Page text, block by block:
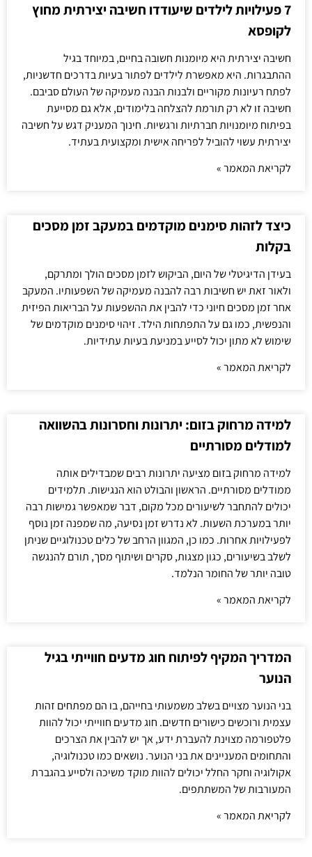
7 פעילויות לילדים שיעודדו חשיבה יצירתית מחוץ
לקופסא
חשיבה יצירתית היא מיומנות חשובה בחיים, במיוחד בגיל
ההתבגרות. היא מאפשרת לילדים לפתור בעיות בדרכים חדשניות,
לפתח רעיונות מקוריים ולבנות הבנה מעמיקה של העולם סביבם.
חשיבה זו לא רק תורמת להצלחה בלימודים, אלא גם מסייעת
בפיתוח מיומנויות חברתיות ורגשיות. חינוך המעניק דגש על חשיבה
יצירתית עשוי להוביל לפריחה אישית ומקצועית בעתיד.
לקריאת המאמר »
כיצד לזהות סימנים מוקדמים במעקב זמן מסכים
בקלות
בעידן הדיגיטלי של היום, הביקוש לזמן מסכים הולך ומתרקם,
ולאור זאת יש חשיבות רבה להבנה מעמיקה של השפעותיו. המעקב
אחר זמן מסכים חיוני כדי להבין את ההשפעות על הבריאות הפיזית
והנפשית, כמו גם על התפתחות הילד. זיהוי סימנים מוקדמים של
שימוש לא מתון יכול לסייע במניעת בעיות עתידיות.
לקריאת המאמר »
למידה מרחוק בזום: יתרונות וחסרונות בהשוואה
למודלים מסורתיים
למידה מרחוק בזום מציעה יתרונות רבים שמבדילים אותה
ממודלים מסורתיים. הראשון והבולט הוא הנגישות. תלמידים
יכולים להתחבר לשיעורים מכל מקום, דבר שמאפשר גמישות רבה
יותר במערכת השעות. לא נדרש זמן נסיעה, מה שמפנה זמן נוסף
לפעילויות אחרות. כמו כן, המגוון הרחב של כלים טכנולוגיים שניתן
לשלב בשיעורים, כגון מצגות, סקרים ושיתוף מסך, תורם להנגשה
טובה יותר של החומר הנלמד.
לקריאת המאמר »
המדריך המקיף לפיתוח חוג מדעים חווייתי בגיל
הנוער
בני הנוער מצויים בשלב משמעותי בחייהם, בו הם מפתחים זהות
עצמית ורוכשים כישורים חדשים. חוג מדעים חווייתי יכול להוות
פלטפורמה מצוינת להעברת ידע, אך יש להבין את הצרכים
והתחומים המעניינים את בני הנוער. נושאים כמו טכנולוגיה,
אקולוגיה וחקר החלל יכולים להוות מוקד משיכה ולסייע בהגברת
המעורבות של המשתתפים.
לקריאת המאמר »